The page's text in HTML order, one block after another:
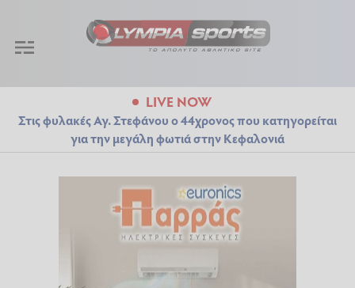
LIVE NOW
Στις φυλακές Αγ. Στεφάνου ο 44χρονος που κατηγορείται
για την μεγάλη φωτιά στην Κεφαλονιά